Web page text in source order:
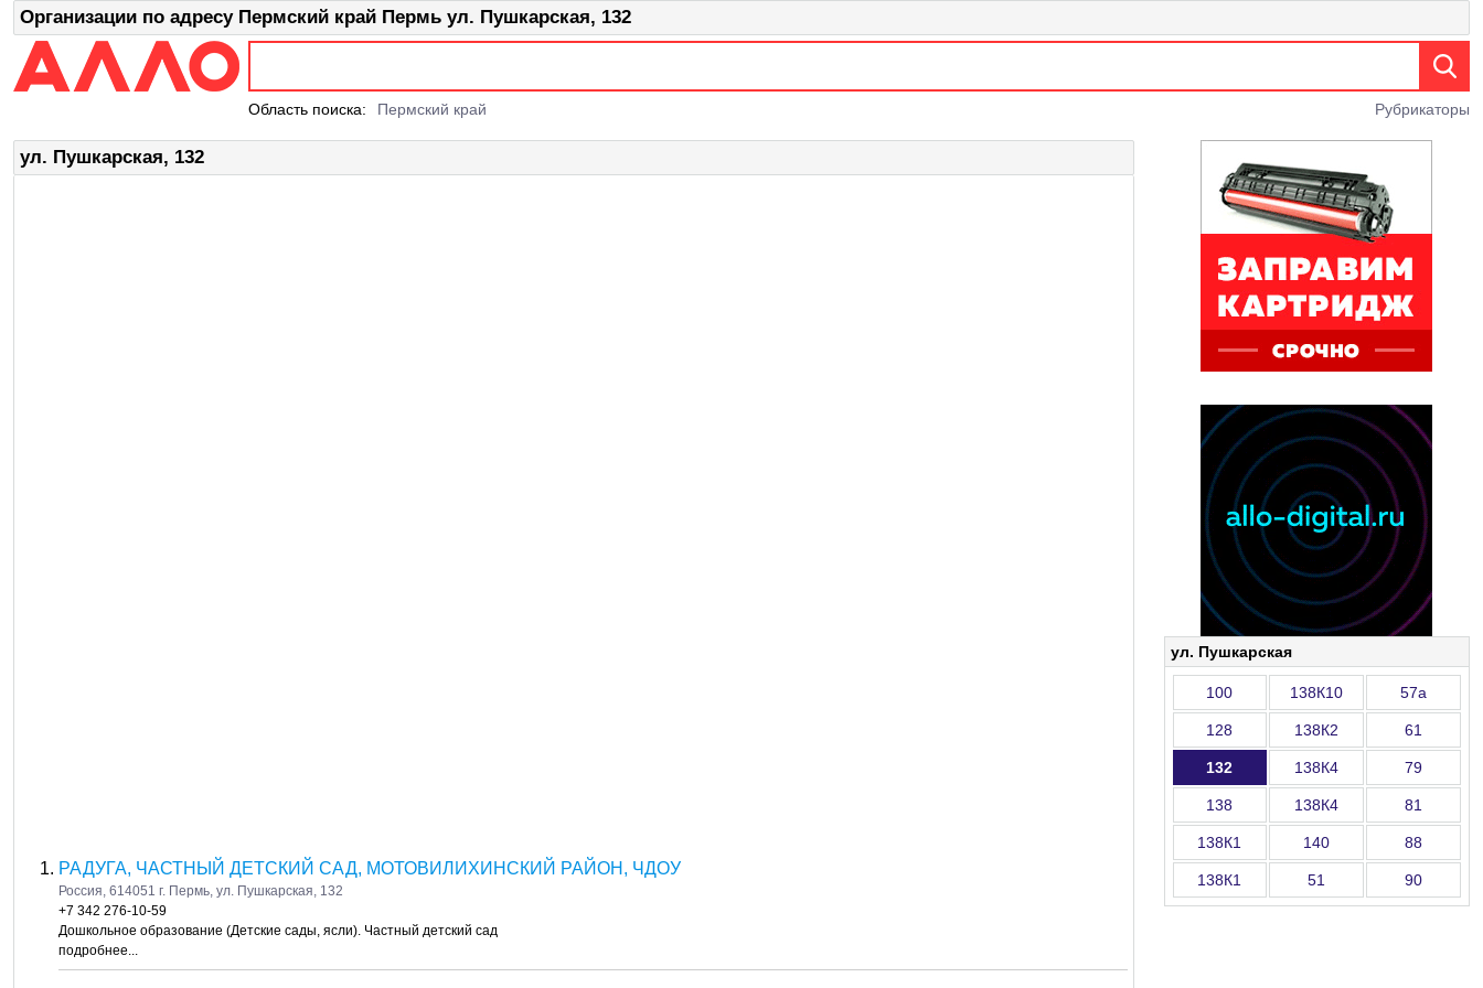
Организации по адресу Пермский край Пермь ул. Пушкарская, 132
Рубрикаторы
Область поиска: Пермский край
ул. Пушкарская, 132
РАДУГА, ЧАСТНЫЙ ДЕТСКИЙ САД, МОТОВИЛИХИНСКИЙ РАЙОН, ЧДОУ
Россия, 614051 г. Пермь, ул. Пушкарская, 132
+7 342 276-10-59
Дошкольное образование (Детские сады, ясли). Частный детский сад
подробнее...
ул. Пушкарская
100 138К10 57а
128 138К2 61
132 138К4 79
138 138К4 81
138К1 140 88
138К1 51 90